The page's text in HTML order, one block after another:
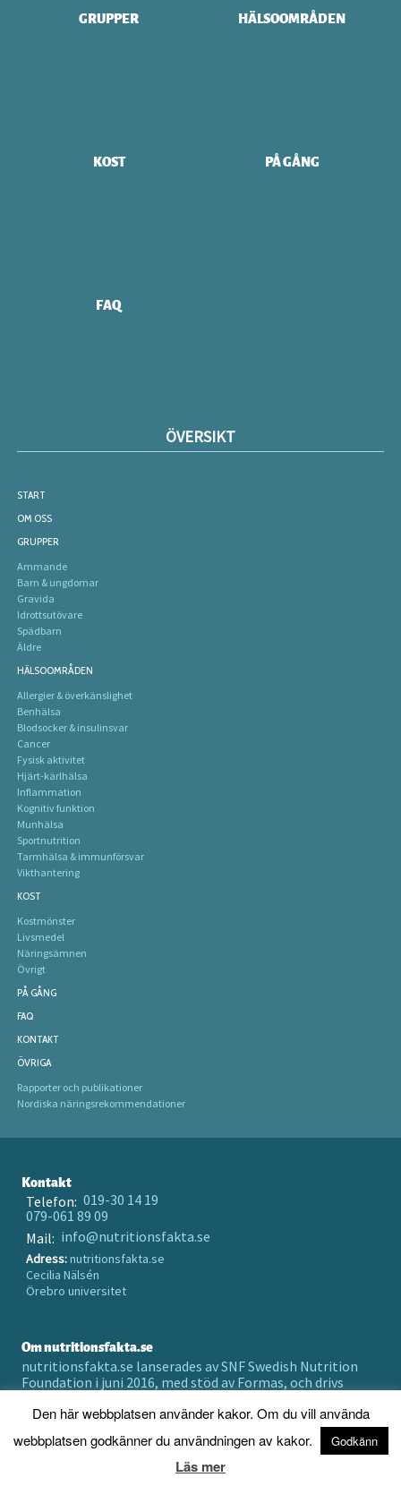
GRUPPER HÄLSOOMRÅDEN
KOST PÅ GÅNG
FAQ
ÖVERSIKT
START
OM OSS
GRUPPER
Ammande
Barn & ungdomar
Gravida
Idrottsutövare
Spädbarn
Äldre
HÄLSOOMRÅDEN
Allergier & överkänslighet
Benhälsa
Blodsocker & insulinsvar
Cancer
Fysisk aktivitet
Hjärt-kärlhälsa
Inflammation
Kognitiv funktion
Munhälsa
Sportnutrition
Tarmhälsa & immunförsvar
Vikthantering
KOST
Kostmönster
Livsmedel
Näringsämnen
Övrigt
PÅ GÅNG
FAQ
KONTAKT
ÖVRIGA
Rapporter och publikationer
Nordiska näringsrekommendationer
Kontakt
Telefon: 019-30 14 19
079-061 89 09
Mail: info@nutritionsfakta.se
Adress:nutritionsfakta.se
Cecilia Nälsén
Örebro universitet
Om nutritionsfakta.se
nutritionsfakta.se lanserades av SNF Swedish Nutrition
Foundation i juni 2016, med stöd av Formas, och drivs
Prenumerera på vårt nyhetsbrev
Den här webbplatsen använder kakor. Om du vill använda
webbplatsen godkänner du användningen av kakor.
Godkänn
Läs mer